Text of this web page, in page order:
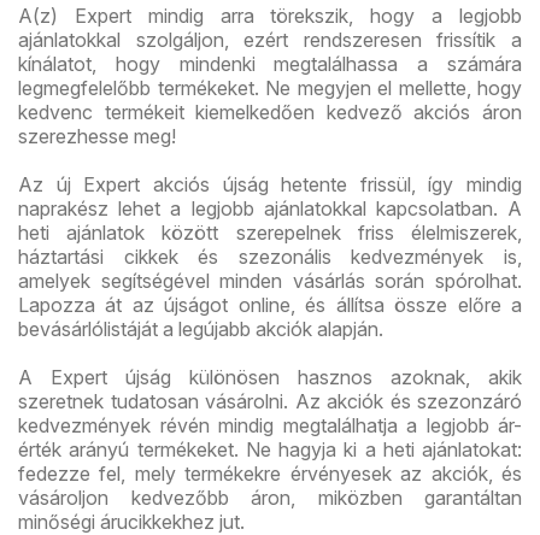
A(z) Expert mindig arra törekszik, hogy a legjobb
ajánlatokkal szolgáljon, ezért rendszeresen frissítik a
kínálatot, hogy mindenki megtalálhassa a számára
legmegfelelőbb termékeket. Ne megyjen el mellette, hogy
kedvenc termékeit kiemelkedően kedvező akciós áron
szerezhesse meg!
Az új Expert akciós újság hetente frissül, így mindig
naprakész lehet a legjobb ajánlatokkal kapcsolatban. A
heti ajánlatok között szerepelnek friss élelmiszerek,
háztartási cikkek és szezonális kedvezmények is,
amelyek segítségével minden vásárlás során spórolhat.
Lapozza át az újságot online, és állítsa össze előre a
bevásárlólistáját a legújabb akciók alapján.
A Expert újság különösen hasznos azoknak, akik
szeretnek tudatosan vásárolni. Az akciók és szezonzáró
kedvezmények révén mindig megtalálhatja a legjobb ár-
érték arányú termékeket. Ne hagyja ki a heti ajánlatokat:
fedezze fel, mely termékekre érvényesek az akciók, és
vásároljon kedvezőbb áron, miközben garantáltan
minőségi árucikkekhez jut.